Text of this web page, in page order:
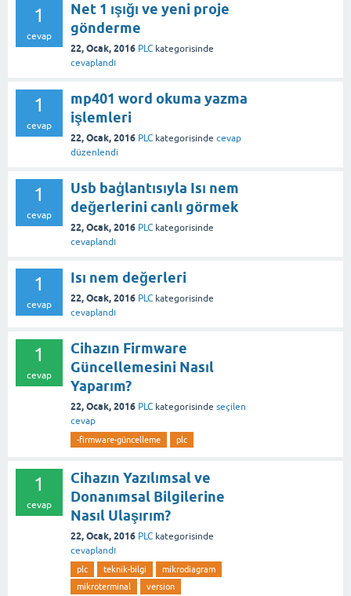
1
cevap
Net 1 ışığı ve yeni proje
gönderme
22, Ocak, 2016 PLC kategorisinde
cevaplandı
1
cevap
mp401 word okuma yazma
işlemleri
22, Ocak, 2016 PLC kategorisinde cevap
düzenlendi
1
cevap
Usb baģlantısıyla Isı nem
değerlerini canlı görmek
22, Ocak, 2016 PLC kategorisinde
cevaplandı
1
cevap
Isı nem değerleri
22, Ocak, 2016 PLC kategorisinde
cevaplandı
1
cevap
Cihazın Firmware
Güncellemesini Nasıl
Yaparım?
22, Ocak, 2016 PLC kategorisinde seçilen
cevap
-firmware-güncelleme plc
1
cevap
Cihazın Yazılımsal ve
Donanımsal Bilgilerine
Nasıl Ulaşırım?
22, Ocak, 2016 PLC kategorisinde
cevaplandı
plc teknik-bilgi
mikrodiagram
mikroterminal
version